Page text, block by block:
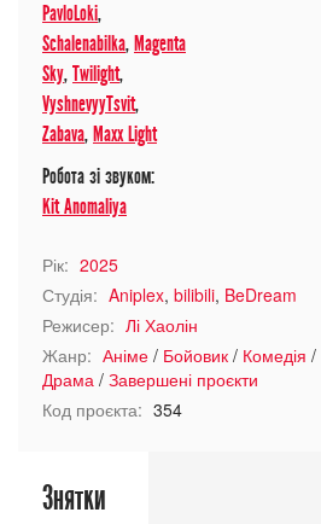
PavloLoki,
Schalenabilka, Magenta
Sky,Twilight,
VyshnevyyTsvit,
Zabava, Maxx Light
Робота зі звуком:
Kit Anomaliya
Рік: 2025
Студія: Aniplex, bilibili, BeDream
Режисер: Лі Хаолін
Жанр: Аніме / Бойовик / Комедія /
Драма / Завершені проєкти
Код проєкта: 354
Знятки